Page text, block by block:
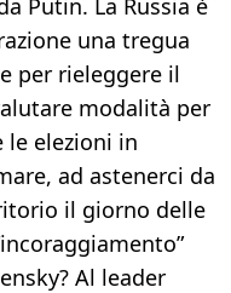
una tregua
per rieleggere il
modalità per
le elezioni in
ad astenerci da
il giorno delle
Al leader